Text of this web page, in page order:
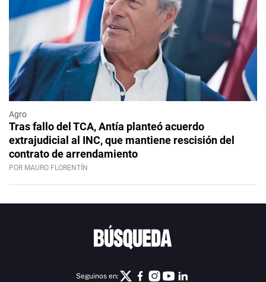
Agro
Tras fallo del TCA, Antía planteó acuerdo
extrajudicial al INC, que mantiene rescisión del
contrato de arrendamiento
POR MAURO FLORENTÍN
Seguinos en: